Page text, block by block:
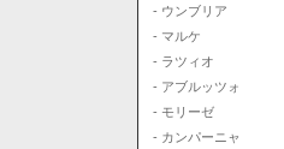
- ウンブリア
- マルケ
- ラツィオ
- アブルッツォ
- モリーゼ
- カンパーニャ